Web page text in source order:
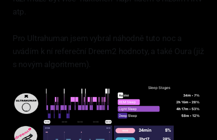
atp.
Pro Ultrahuman jsem vybral náhodně tuto noc a
uvádím k ní refereční Dreem2 hodnoty, a také Oura (již
s novým algoritmem).